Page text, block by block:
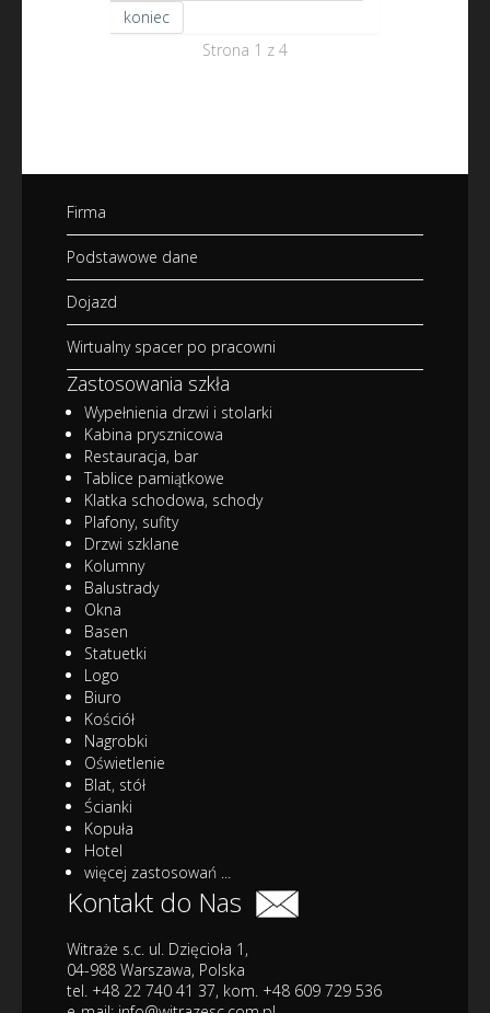
koniec
Strona 1 z 4
Firma
Podstawowe dane
Dojazd
Wirtualny spacer po pracowni
Zastosowania szkła
Wypełnienia drzwi i stolarki
Kabina prysznicowa
Restauracja, bar
Tablice pamiątkowe
Klatka schodowa, schody
Plafony, sufity
Drzwi szklane
Kolumny
Balustrady
Okna
Basen
Statuetki
Logo
Biuro
Kościół
Nagrobki
Oświetlenie
Blat, stół
Ścianki
Kopuła
Hotel
więcej zastosowań ...
Kontakt do Nas
Witraże s.c. ul. Dzięcioła 1,
04-988 Warszawa, Polska
tel. +48 22 740 41 37, kom. +48 609 729 536